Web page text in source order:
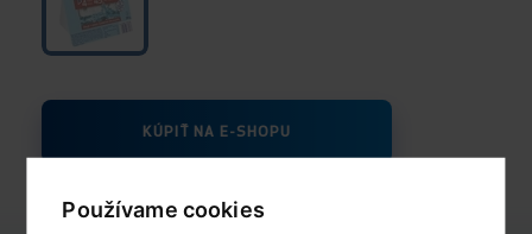
Používame cookies
KÚPIŤ NA E-SHOPU